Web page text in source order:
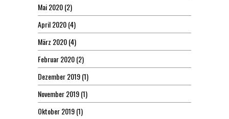
Mai 2020(2)
April 2020(4)
März 2020(4)
Februar 2020(2)
Dezember 2019(1)
November 2019(1)
Oktober 2019(1)